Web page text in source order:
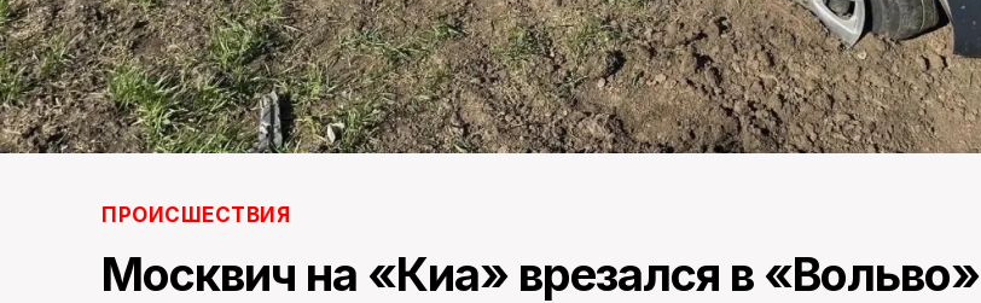
ПРОИСШЕСТВИЯ
Москвич на «Киа» врезался в «Вольво»